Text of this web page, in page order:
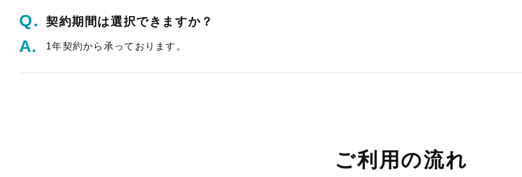
契約期間は選択できますか？
1年契約から承っております。
ご利用の流れ